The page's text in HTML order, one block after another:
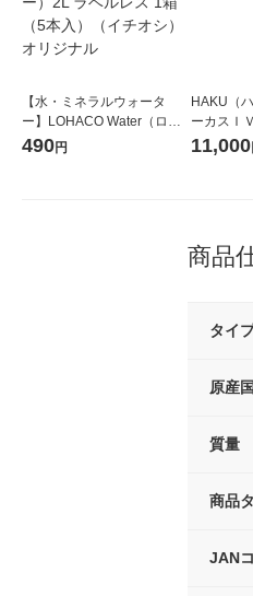
【水・ミネラルウォータ
ー】LOHACO Water（ロハ
コウォーター）2L ラベルレ
490円
HAKU（
ーカス
堂 おまけ
11,000
商品
タイ
原産国
質量
商品
JAN